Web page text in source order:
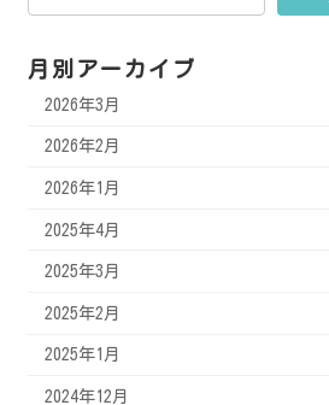
月別アーカイブ
2026年3月
2026年2月
2026年1月
2025年4月
2025年3月
2025年2月
2025年1月
2024年12月